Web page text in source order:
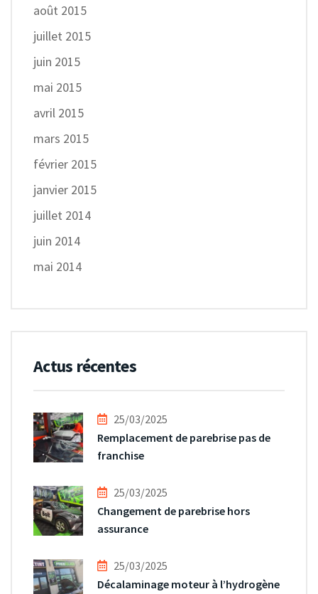
août 2015
juillet 2015
juin 2015
mai 2015
avril 2015
mars 2015
février 2015
janvier 2015
juillet 2014
juin 2014
mai 2014
Actus récentes
25/03/2025
Remplacement de parebrise pas de
franchise
25/03/2025
Changement de parebrise hors
assurance
25/03/2025
Décalaminage moteur à l’hydrogène